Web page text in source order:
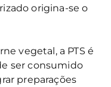
origina-se o
vegetal, a PTS é
ser consumido
preparações